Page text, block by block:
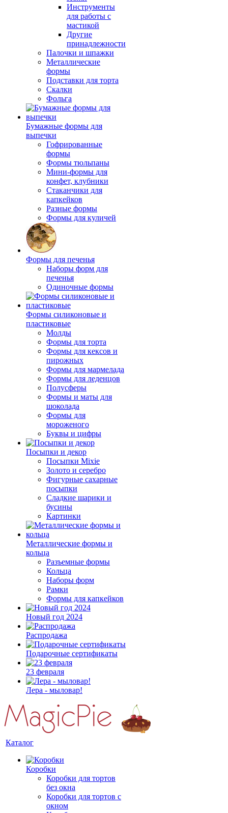
Инструменты
для работы с
мастикой
Другие
принадлежности
Палочки и шпажки
Металлические
формы
Подставки для торта
Скалки
Фольга
Бумажные формы для
выпечки
Гофрированные
формы
Формы тюльпаны
Мини-формы для
конфет, клубники
Стаканчики для
капкейков
Разные формы
Формы для куличей
Формы для печенья
Наборы форм для
печенья
Одиночные формы
Формы силиконовые и
пластиковые
Молды
Формы для торта
Формы для кексов и
пирожных
Формы для мармелада
Формы для леденцов
Полусферы
Формы и маты для
шоколада
Формы для
мороженого
Буквы и цифры
Посыпки и декор
Посыпки Mixie
Золото и серебро
Фигурные сахарные
посыпки
Сладкие шарики и
бусины
Картинки
Металлические формы и
кольца
Разъемные формы
Кольца
Наборы форм
Рамки
Формы для капкейков
Новый год 2024
Распродажа
Подарочные сертификаты
23 февраля
Лера - мыловар!
Каталог
Коробки
Коробки для тортов
без окна
Коробки для тортов с
окном